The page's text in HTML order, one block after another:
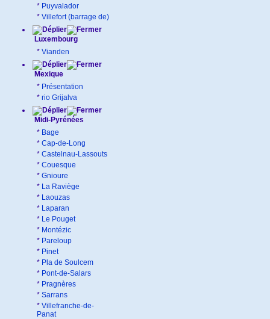
* Puyvalador
* Villefort (barrage de)
Luxembourg
* Vianden
Mexique
* Présentation
* rio Grijalva
Midi-Pyrénées
* Bage
* Cap-de-Long
* Castelnau-Lassouts
* Couesque
* Gnioure
* La Raviège
* Laouzas
* Laparan
* Le Pouget
* Montézic
* Pareloup
* Pinet
* Pla de Soulcem
* Pont-de-Salars
* Pragnères
* Sarrans
* Villefranche-de-
Panat